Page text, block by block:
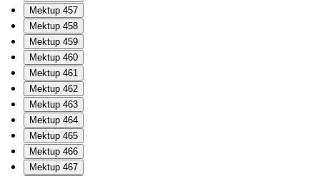
Mektup 457
Mektup 458
Mektup 459
Mektup 460
Mektup 461
Mektup 462
Mektup 463
Mektup 464
Mektup 465
Mektup 466
Mektup 467